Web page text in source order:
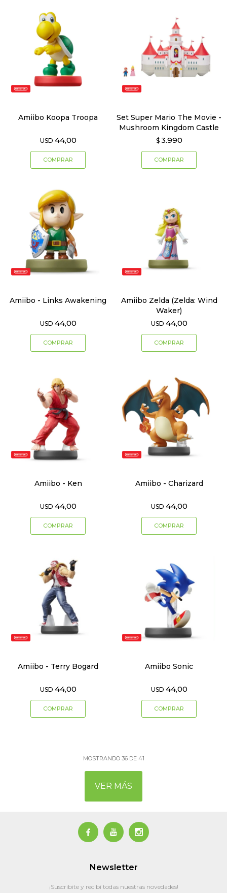
Amiibo Koopa Troopa
USD 44,00
Set Super Mario The Movie -
Mushroom Kingdom Castle
$ 3.990
Amiibo - Links Awakening
USD 44,00
Amiibo Zelda (Zelda: Wind
Waker)
USD 44,00
Amiibo - Ken
USD 44,00
Amiibo - Charizard
USD 44,00
Amiibo - Terry Bogard
USD 44,00
Amiibo Sonic
USD 44,00
MOSTRANDO 36DE 41
VER MÁS
  
Newsletter
¡Suscribite y recibí todas nuestras novedades!